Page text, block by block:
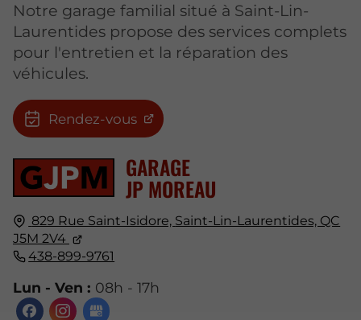
GARAGE
JP MOREAU
829 Rue Saint-Isidore, Saint-Lin-Laurentides, QC
J5M 2V4
438-899-9761
Lun - Ven : 08h - 17h
Notre garage familial situé à Saint-Lin-
Laurentides propose des services complets
pour l'entretien et la réparation des
véhicules.
Rendez-vous